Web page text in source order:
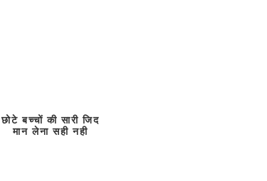
छोटे बच्चों की सारी जिद
मान लेना सही नही